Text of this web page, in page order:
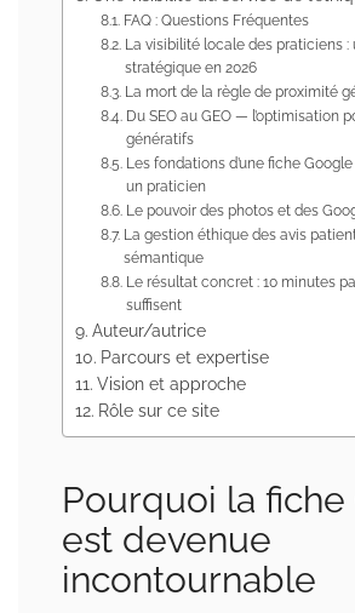
FAQ : Questions Fréquentes
La visibilité locale des praticiens :
stratégique en 2026
La mort de la règle de proximité
Du SEO au GEO — l’optimisation
génératifs
Les fondations d’une fiche
un praticien
Le pouvoir des photos et des
La gestion éthique des avis
sémantique
Le résultat concret : 10 minutes
suffisent
Auteur/autrice
Parcours et expertise
Vision et approche
Rôle sur ce site
Pourquoi la
est devenue
incontournable